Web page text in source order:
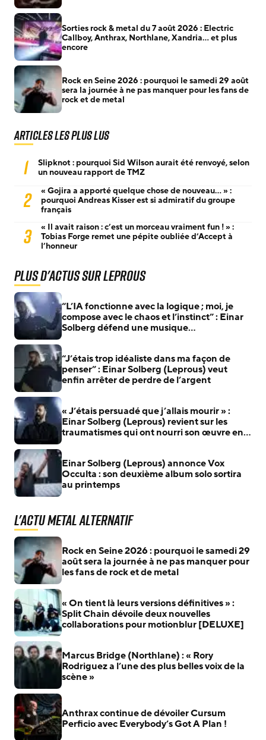
Sorties rock & metal du 7 août 2026 : Electric
Callboy, Anthrax, Northlane, Xandria… et plus
encore
Rock en Seine 2026 : pourquoi le samedi 29 août
sera la journée à ne pas manquer pour les fans de
rock et de metal
Articles les plus lus
1
Slipknot : pourquoi Sid Wilson aurait été renvoyé, selon
un nouveau rapport de TMZ
2
« Gojira a apporté quelque chose de nouveau… » :
pourquoi Andreas Kisser est si admiratif du groupe
français
3
« Il avait raison : c’est un morceau vraiment fun ! » :
Tobias Forge remet une pépite oubliée d’Accept à
l’honneur
Plus d'actus sur Leprous
“L’IA fonctionne avec la logique ; moi, je
compose avec le chaos et l’instinct” : Einar
Solberg défend une musique
“J’étais trop idéaliste dans ma façon de
penser” : Einar Solberg (Leprous) veut
enfin arrêter de perdre de l’argent
« J’étais persuadé que j’allais mourir » :
Einar Solberg (Leprous) revient sur les
traumatismes qui ont nourri son œuvre en
Einar Solberg (Leprous) annonce Vox
Occulta : son deuxième album solo sortira
au printemps
L'actu Metal Alternatif
Rock en Seine 2026 : pourquoi le samedi 29
août sera la journée à ne pas manquer pour
les fans de rock et de metal
« On tient là leurs versions définitives » :
Split Chain dévoile deux nouvelles
collaborations pour motionblur [DELUXE]
Marcus Bridge (Northlane) : « Rory
Rodriguez a l’une des plus belles voix de la
scène »
Anthrax continue de dévoiler Cursum
Perficio avec Everybody’s Got A Plan !